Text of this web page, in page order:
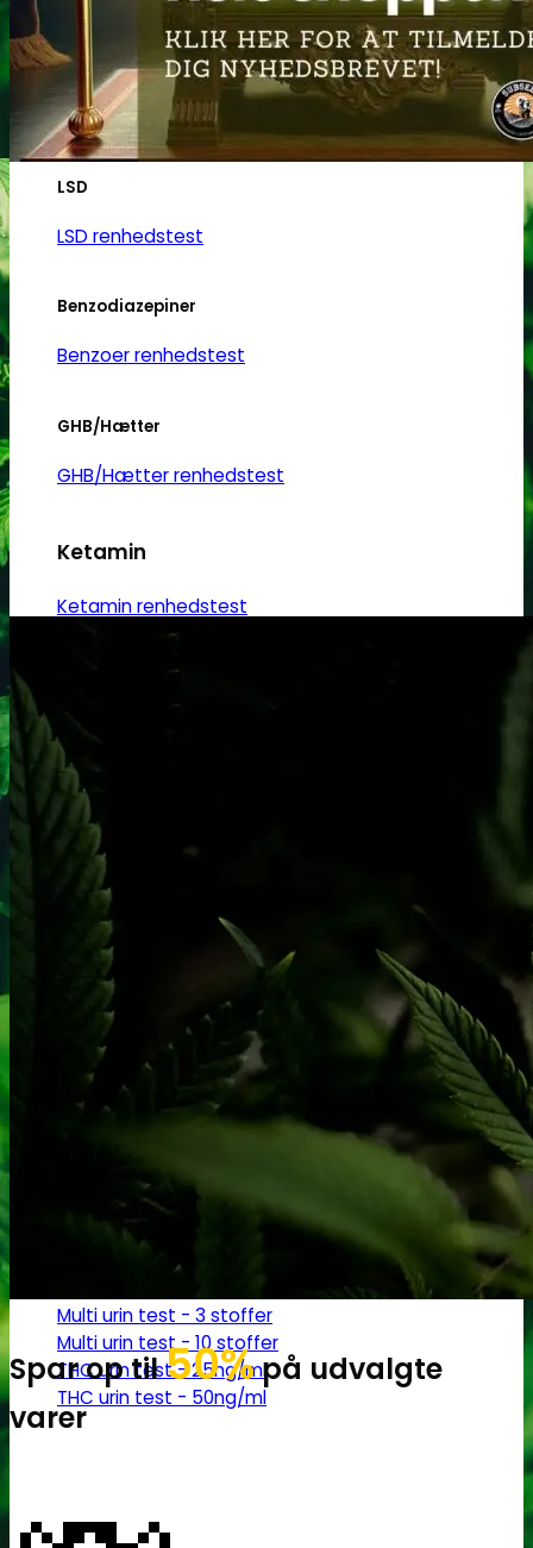
Heroin renhedstest
Badesalte
Badesalte renhedstest
LSD
LSD renhedstest
Benzodiazepiner
Benzoer renhedstest
GHB/Hætter
GHB/Hætter renhedstest
Ketamin
Ketamin renhedstest
Opiater
Opiater renhedstest
THC/Cannabinoider
THC test
Cannabinoider test
Robadope
Robadope tests
Test af primære aminer
Multi urin test - 3 stoffer
Multi urin test - 10 stoffer
THC urin test - 25ng/ml
THC urin test - 50ng/ml
Spar op til50%på udvalgte
varer